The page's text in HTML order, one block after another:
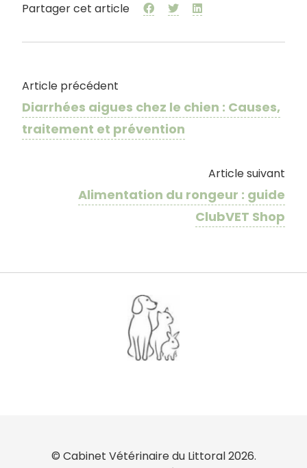
Partager cet article
Article précédent
Diarrhées aigues chez le chien : Causes,
traitement et prévention
Article suivant
Alimentation du rongeur : guide
ClubVET Shop
© Cabinet Vétérinaire du Littoral 2026.